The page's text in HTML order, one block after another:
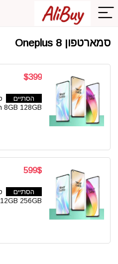
סמארטפון Oneplus 8
$399
הסתיים
8GB 128GB רום גלובלי
599$
הסתיים
12GB 256GB רום גלובלי